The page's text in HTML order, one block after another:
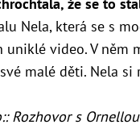
že se to
Nela, která se s
uniklé video. V něm
malé děti. Nela si
Rozhovor s